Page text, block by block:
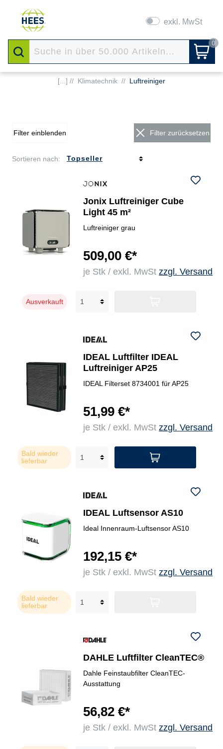
exkl. MwSt
0
[...] // Klimatechnik // Luftreiniger
Filter einblenden Filter zurücksetzen
Sortieren nach:
Jonix Luftreiniger Cube
Light 45 m²
Luftreiniger grau
509,00 €*
je Stk / exkl. MwStzzgl. Versand
Ausverkauft
IDEAL Luftfilter IDEAL
Luftreiniger AP25
IDEAL Filterset 8734001 für AP25
51,99 €*
je Stk / exkl. MwStzzgl. Versand
Bald wieder
lieferbar
IDEAL Luftsensor AS10
Ideal Innenraum-Luftsensor AS10
192,15 €*
je Stk / exkl. MwStzzgl. Versand
Bald wieder
lieferbar
DAHLE Luftfilter CleanTEC®
Dahle Feinstaubfilter CleanTEC-
Ausstattung
56,82 €*
je Stk / exkl. MwStzzgl. Versand